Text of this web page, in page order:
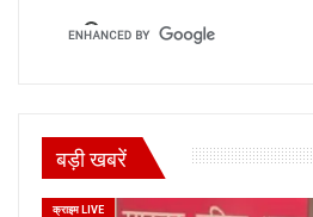
बड़ी खबरें
क्राइम LIVE